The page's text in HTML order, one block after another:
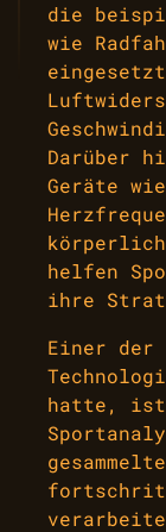
die
wie
Darüber
Geräte
helfen
ihre
Einer der
hatte, ist